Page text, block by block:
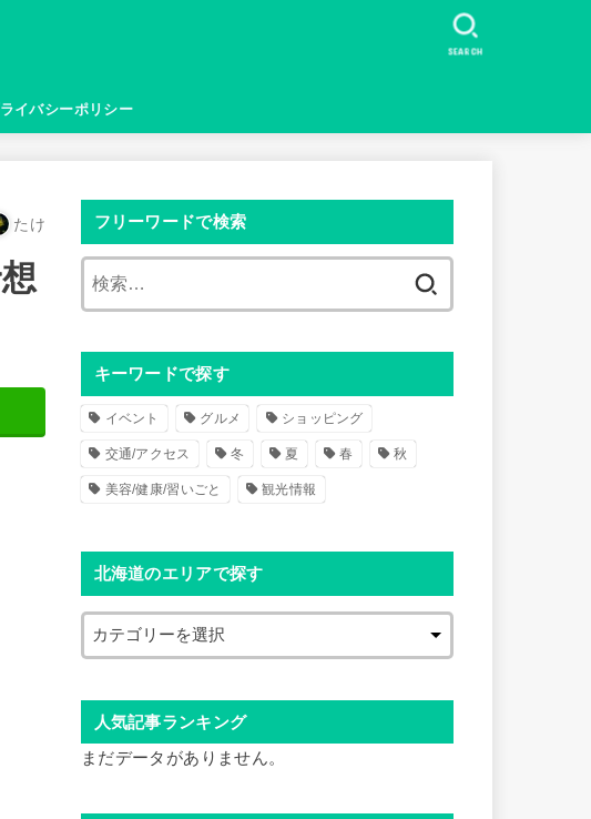
イバシーポリシー
SEARCH
たけ フリーワードで検索
キーワードで探す
イベント グルメ ショッピング
交通/アクセス 冬 夏 春 秋
美容/健康/習いごと 観光情報
北海道のエリアで探す
人気記事ランキング
まだデータがありません。